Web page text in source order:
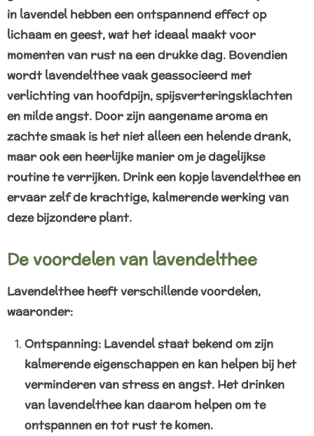
in lavendel hebben een ontspannend effect op
lichaam en geest, wat het ideaal maakt voor
momenten van rust na een drukke dag. Bovendien
wordt lavendelthee vaak geassocieerd met
verlichting van hoofdpijn, spijsverteringsklachten
en milde angst. Door zijn aangename aroma en
zachte smaak is het niet alleen een helende drank,
maar ook een heerlijke manier om je dagelijkse
routine te verrijken. Drink een kopje lavendelthee en
ervaar zelf de krachtige, kalmerende werking van
deze bijzondere plant.
De voordelen van lavendelthee
Lavendelthee heeft verschillende voordelen,
waaronder:
Ontspanning: Lavendel staat bekend om zijn
kalmerende eigenschappen en kan helpen bij het
verminderen van stress en angst. Het drinken
van lavendelthee kan daarom helpen om te
ontspannen en tot rust te komen.